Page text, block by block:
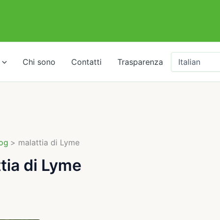
Chi sono Contatti Trasparenza
malattia di Lyme
di Lyme